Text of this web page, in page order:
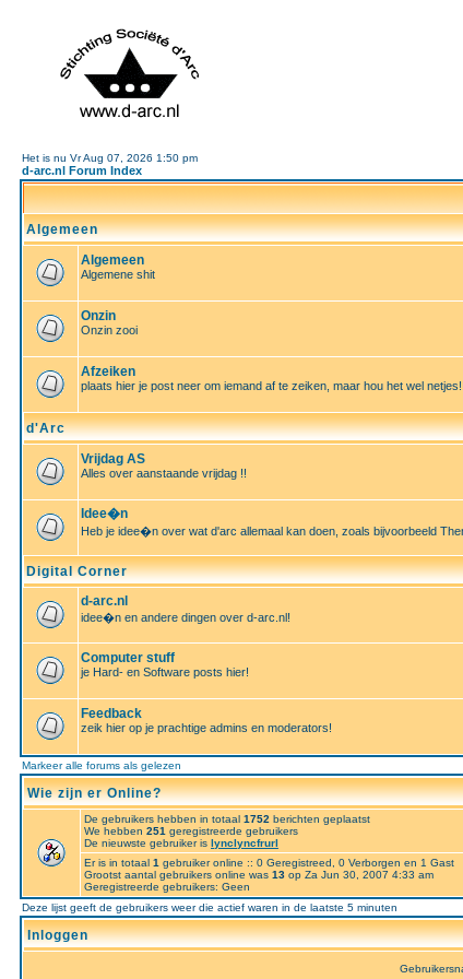
Het is nu Vr Aug 07, 2026 1:50 pm
d-arc.nl Forum Index
Algemeen
Algemeen
Algemene shit
Onzin
Onzin zooi
Afzeiken
plaats hier je post neer om iemand af te zeiken, maar hou het wel netjes!!
d'Arc
Vrijdag AS
Alles over aanstaande vrijdag !!
Idee�n
Heb je idee�n over wat d'arc allemaal kan doen, zoals bijvoorbeeld
Digital Corner
d-arc.nl
idee�n en andere dingen over d-arc.nl!
Computer stuff
je Hard- en Software posts hier!
Feedback
zeik hier op je prachtige admins en moderators!
Markeer alle forums als gelezen
Wie zijn er Online?
De gebruikers hebben in totaal 1752 berichten geplaatst
We hebben 251 geregistreerde gebruikers
De nieuwste gebruiker is lynclyncfrurl
Er is in totaal 1 gebruiker online :: 0 Geregistreed, 0 Verborgen en 1 Gast
Grootst aantal gebruikers online was 13 op Za Jun 30, 2007 4:33 am
Geregistreerde gebruikers: Geen
Deze lijst geeft de gebruikers weer die actief waren in de laatste 5 minuten
Inloggen